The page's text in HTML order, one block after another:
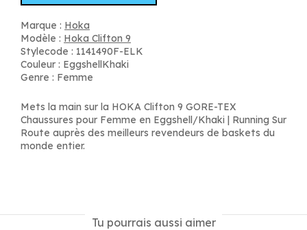
Marque : Hoka
Modèle : Hoka Clifton 9
Stylecode : 1141490F-ELK
Couleur : EggshellKhaki
Genre : Femme
Mets la main sur la HOKA Clifton 9 GORE-TEX
Chaussures pour Femme en Eggshell/Khaki | Running Sur
Route auprès des meilleurs revendeurs de baskets du
monde entier.
Tu pourrais aussi aimer